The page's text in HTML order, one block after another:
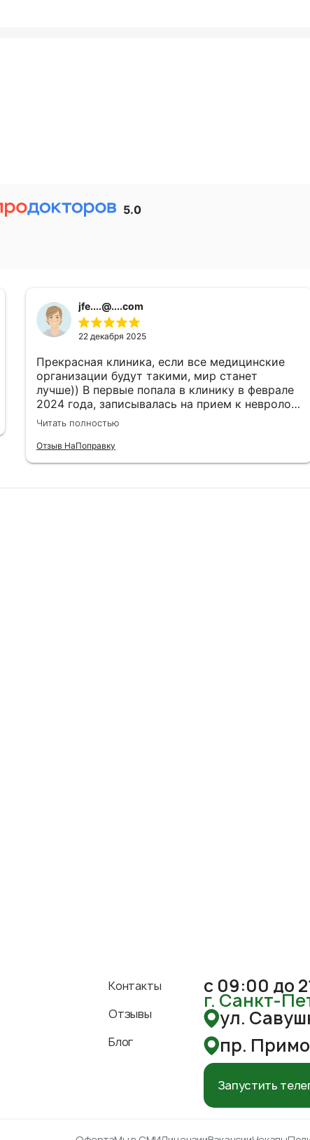
5.0
jfe....@....com
22 декабря 2025
Прекрасная клиника, если все медицинские
организации будут такими, мир станет
лучше)) В первые попала в клинику в феврале
2024 года, записывалась на прием к неврологу
Синельникову Константину Андреевичу в
очень благодарна ему, опросил, осмотрел,
назначил терапию, порекомендовал помимо
Читать полностью
Отзыв НаПоправку
Контакты
Отзывы
Блог
с 09:00 до
г. Санкт-
ул.
пр.
Запустить